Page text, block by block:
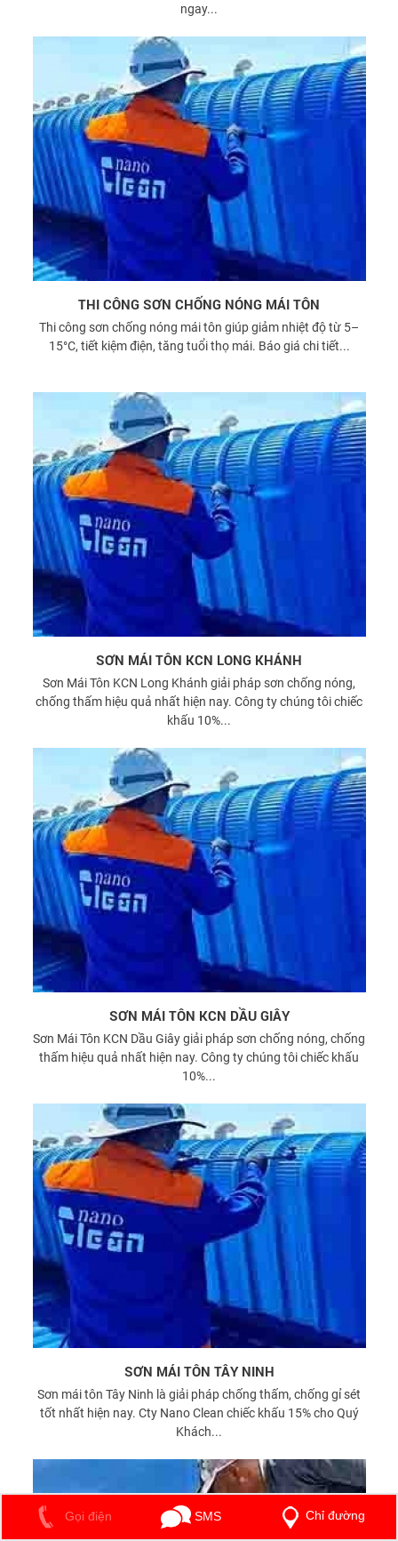
ngay...
THI CÔNG SƠN CHỐNG NÓNG MÁI TÔN
Thi công sơn chống nóng mái tôn giúp giảm nhiệt độ từ 5–
15°C, tiết kiệm điện, tăng tuổi thọ mái. Báo giá chi tiết...
SƠN MÁI TÔN KCN LONG KHÁNH
Sơn Mái Tôn KCN Long Khánh giải pháp sơn chống nóng,
chống thấm hiệu quả nhất hiện nay. Công ty chúng tôi chiếc
khấu 10%...
SƠN MÁI TÔN KCN DẦU GIÂY
Sơn Mái Tôn KCN Dầu Giây giải pháp sơn chống nóng, chống
thấm hiệu quả nhất hiện nay. Công ty chúng tôi chiếc khấu
10%...
SƠN MÁI TÔN TÂY NINH
Sơn mái tôn Tây Ninh là giải pháp chống thấm, chống gỉ sét
tốt nhất hiện nay. Cty Nano Clean chiếc khấu 15% cho Quý
Khách...
Gọi điện SMS Chỉ đường